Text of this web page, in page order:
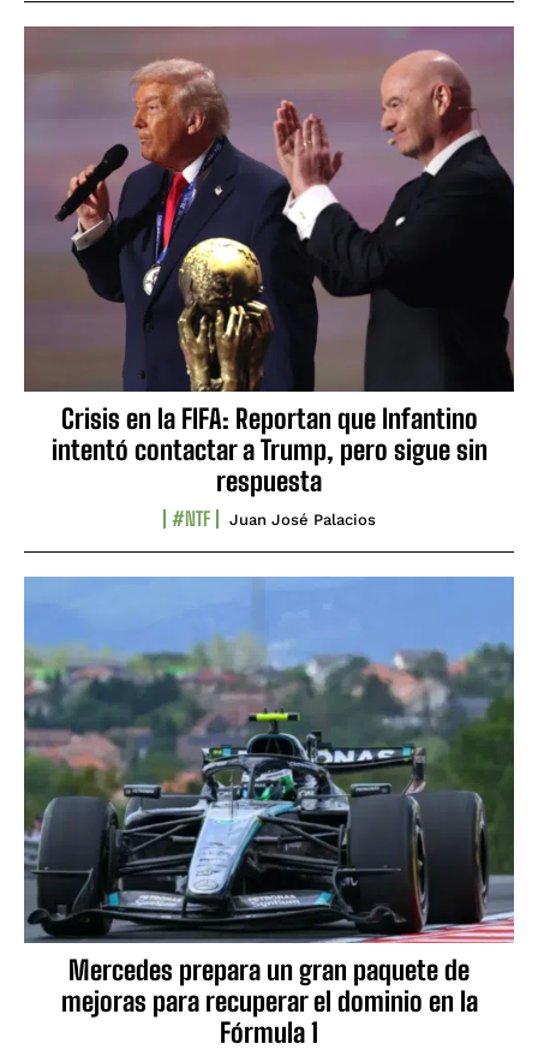
Crisis en la FIFA: Reportan que Infantino
intentó contactar a Trump, pero sigue sin
respuesta
#NTF Juan José Palacios
Mercedes prepara un gran paquete de
mejoras para recuperar el dominio en la
Fórmula 1